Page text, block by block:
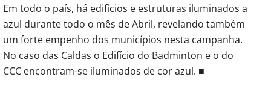
Em todo o país, há edifícios e estruturas iluminados a
azul durante todo o mês de Abril, revelando também
um forte empenho dos municípios nesta campanha.
No caso das Caldas o Edifício do Badminton e o do
CCC encontram-se iluminados de cor azul. ■